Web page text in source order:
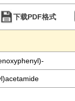
下载PDF格式